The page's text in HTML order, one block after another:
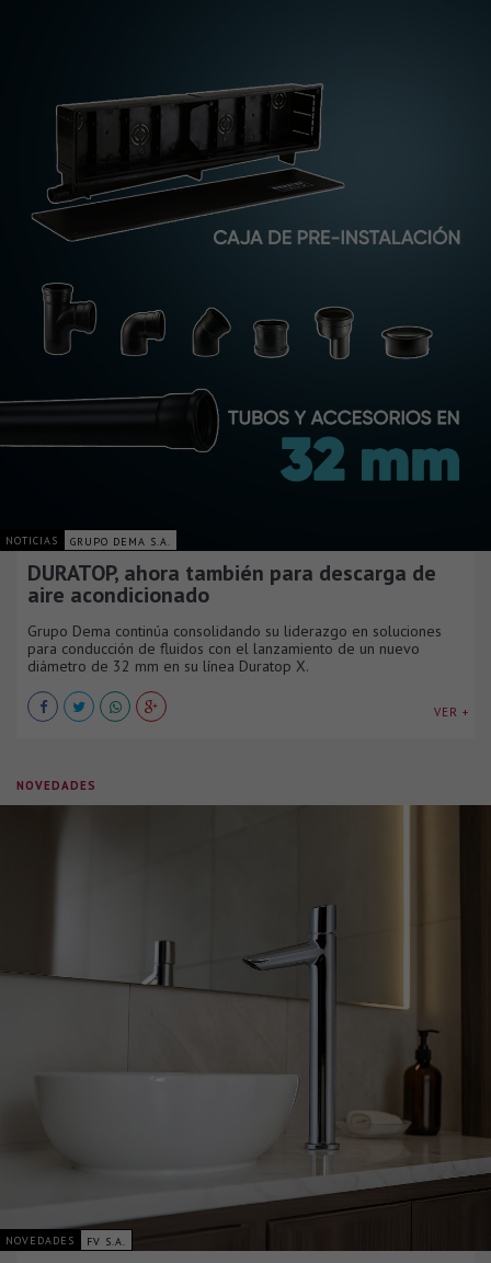
NOTICIAS GRUPO DEMA S.A.
DURATOP, ahora también para descarga de
aire acondicionado
Grupo Dema continúa consolidando su liderazgo en soluciones
para conducción de fluidos con el lanzamiento de un nuevo
diámetro de 32 mm en su línea Duratop X.
VER +
NOVEDADES
NOVEDADES FV S.A.